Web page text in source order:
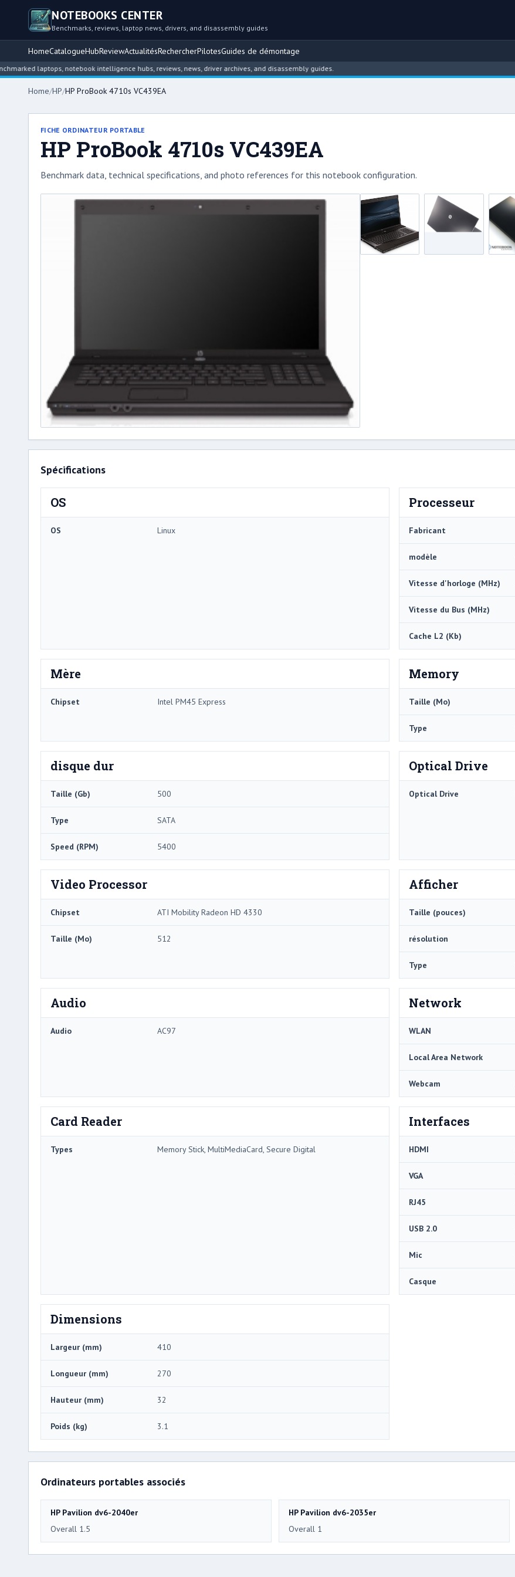
NOTEBOOKS CENTER
Benchmarks, reviews, laptop news, drivers, and disassembly guides
HomeCatalogueHubReviewActualitésRechercherPilotesGuides de démontage
laptops, notebook intelligence hubs, reviews, news, driver archives, and disassembly guides.
Home/HP/HP ProBook 4710s VC439EA
FICHE ORDINATEUR PORTABLE
HP ProBook 4710s VC439EA
Benchmark data, technical specifications, and photo references for this notebook configuration.
Spécifications
OS
OS Linux
Processeur
Fabricant
modèle
Vitesse d'horloge (MHz)
Vitesse du Bus (MHz)
Cache L2 (Kb)
Mère
Chipset Intel PM45 Express
Memory
Taille (Mo)
Type
disque dur
Taille (Gb) 500
Type SATA
Speed ​​(RPM) 5400
Optical Drive
Optical Drive
Video Processor
Chipset ATI Mobility Radeon HD 4330
Taille (Mo) 512
Afficher
Taille (pouces)
résolution
Type
Audio
Audio AC97
Network
WLAN
Local Area Network
Webcam
Card Reader
Types Memory Stick, MultiMediaCard, Secure Digital
Interfaces
HDMI
VGA
RJ45
USB 2.0
Mic
Casque
Dimensions
Largeur (mm) 410
Longueur (mm) 270
Hauteur (mm) 32
Poids (kg) 3.1
Ordinateurs portables associés
HP Pavilion dv6-2040er
Overall 1.5
HP Pavilion dv6-2035er
Overall 1